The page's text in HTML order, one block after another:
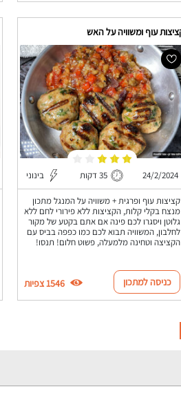
עוף ומשוויה על האש
24/2/2024 35 דקות בינוני
קציצות עוף ופרגית + משוויה על המנגל מתכון
מנצח בקלי קלות, הקציצות ללא פירורי לחם ללא
גלוטן ויסגרו לכם פינה אם אתם בקטע של מקור
לחלבון, המשוויה תבוא לכם כמו כפפה בביס עם
הקציצה וטחינה מלמעלה, פשוט חלום! תנסו!
כניסה למתכון 1546 צפיות